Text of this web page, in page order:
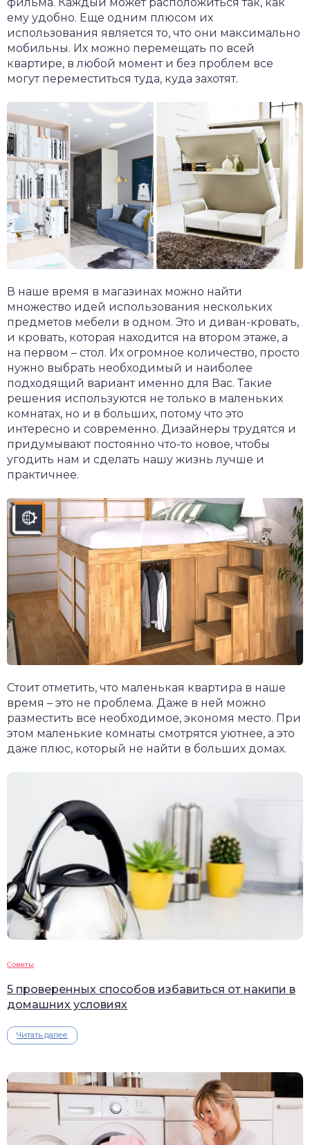
ему удобно. Еще одним плюсом их
использования является то, что они максимально
мобильны. Их можно перемещать по всей
квартире, в любой момент и без проблем все
могут переместиться туда, куда захотят.
В наше время в магазинах можно найти
множество идей использования нескольких
предметов мебели в одном. Это и диван-кровать,
и кровать, которая находится на втором этаже, а
на первом – стол. Их огромное количество, просто
нужно выбрать необходимый и наиболее
подходящий вариант именно для Вас. Такие
решения используются не только в маленьких
комнатах, но и в больших, потому что это
интересно и современно. Дизайнеры трудятся и
придумывают постоянно что-то новое, чтобы
угодить нам и сделать нашу жизнь лучше и
практичнее.
Стоит отметить, что маленькая квартира в наше
время – это не проблема. Даже в ней можно
разместить все необходимое, экономя место. При
этом маленькие комнаты смотрятся уютнее, а это
даже плюс, который не найти в больших домах.
Советы
5 проверенных способов избавиться от накипи в
домашних условиях
Читать далее